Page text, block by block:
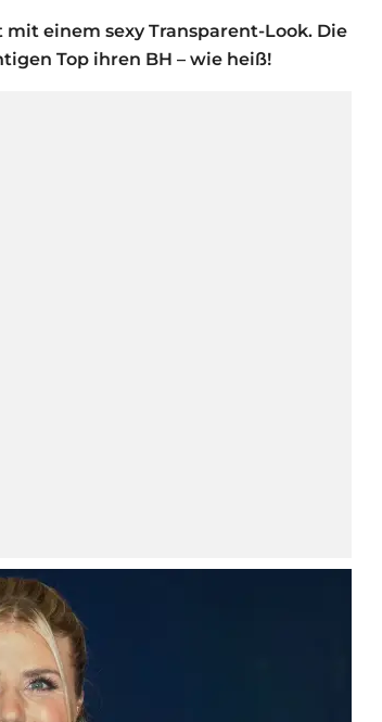
einem sexy Transparent-Look. Die
Top ihren BH – wie heiß!